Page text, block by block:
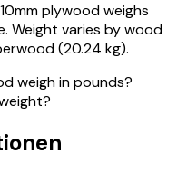
plywood weighs
Weight varies by wood
(20.24 kg).
weigh in pounds?